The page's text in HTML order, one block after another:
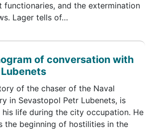
functionaries, and the extermination
Lager tells of…
of conversation with
of the chaser of the Naval
in Sevastopol Petr Lubenets, is
his life during the city occupation. He
the beginning of hostilities in the